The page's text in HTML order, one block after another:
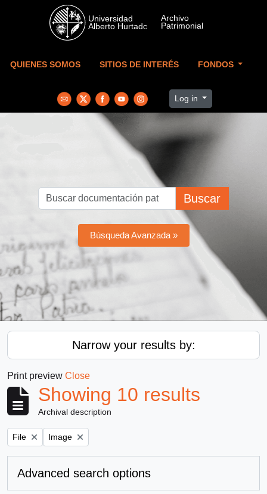
Skip to main content
QUIENES SOMOS SITIOS DE INTERÉS FONDOS
Log in
Buscar
Búsqueda Avanzada »
Narrow your results by:
Print preview Close
Showing 10 results
Archival description
Remove filter:
File Remove filter:
Image
Advanced search options